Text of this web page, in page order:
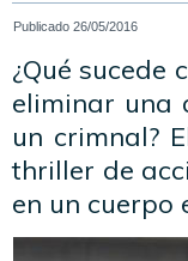
Publicado 26/05/2016
¿Qué
eliminar una
un crimnal?
thriller de
en un cuerpo